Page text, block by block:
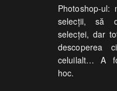
Photoshop-ul:
selecții, să
selecței, dar
descoperea
celuilalt… A
hoc.